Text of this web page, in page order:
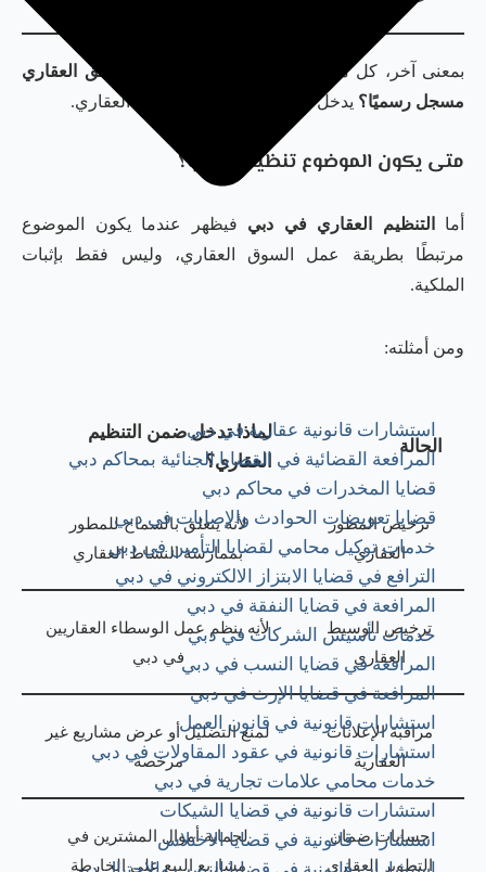
استشارات قانونية عقارية في دبي
المرافعة القضائية في القضايا الجنائية بمحاكم دبي
قضايا المخدرات في محاكم دبي
قضايا تعويضات الحوادث والإصابات في دبي
خدمات توكيل محامي لقضايا التأمين في دبي
الترافع في قضايا الابتزاز الالكتروني في دبي
المرافعة في قضايا النفقة في دبي
خدمات تأسيس الشركات​ في دبي
المرافعة في قضايا النسب في دبي
المرافعة في قضايا الإرث في دبي
استشارات قانونية في قانون العمل
استشارات قانونية في عقود المقاولات في دبي
خدمات محامي علامات تجارية في دبي
استشارات قانونية في قضايا الشيكات
استشارات قانونية في قضايا الاختلاس
بمعنى آخر، كل ما يتعلق بسؤال:
هل الملكية أو الحق العقاري
مسجل رسميًا؟ يدخل غالبًا ضمن نطاق التسجيل العقاري.
متى يكون الموضوع تنظيمًا عقاريًا؟
أما التنظيم العقاري في دبي فيظهر عندما يكون الموضوع
مرتبطًا بطريقة عمل السوق العقاري، وليس فقط بإثبات
الملكية.
ومن أمثلته:
الحالة
لماذا تدخل ضمن التنظيم
العقاري؟
ترخيص المطور
العقاري
لأنه يتعلق بالسماح للمطور
بممارسة النشاط العقاري
ترخيص الوسيط
العقاري
لأنه ينظم عمل الوسطاء العقاريين
في دبي
مراقبة الإعلانات
العقارية
لمنع التضليل أو عرض مشاريع غير
مرخصة
حسابات ضمان
التطوير العقاري
لحماية أموال المشترين في
مشاريع البيع على الخارطة